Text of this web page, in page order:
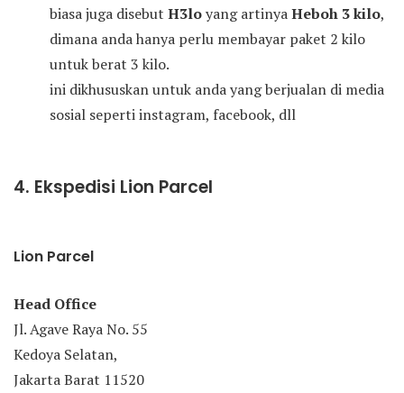
biasa juga disebut H3loyang artinyaHeboh 3 kilo,
dimana anda hanya perlu membayar paket 2 kilo
untuk berat 3 kilo.
ini dikhususkan untuk anda yang berjualan di media
sosial seperti instagram, facebook, dll
4. Ekspedisi Lion Parcel
Lion Parcel
Head Office
Jl. Agave Raya No. 55
Kedoya Selatan,
Jakarta Barat 11520